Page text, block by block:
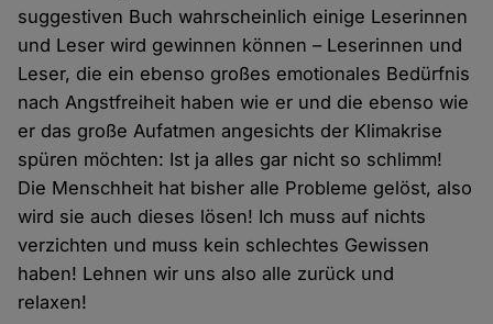
suggestiven Buch wahrscheinlich einige Leserinnen
und Leser wird gewinnen können – Leserinnen und
Leser, die ein ebenso großes emotionales Bedürfnis
nach Angstfreiheit haben wie er und die ebenso wie
er das große Aufatmen angesichts der Klimakrise
spüren möchten: Ist ja alles gar nicht so schlimm!
Die Menschheit hat bisher alle Probleme gelöst, also
wird sie auch dieses lösen! Ich muss auf nichts
verzichten und muss kein schlechtes Gewissen
haben! Lehnen wir uns also alle zurück und
relaxen!